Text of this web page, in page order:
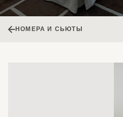
НОМЕРА И СЬЮТЫ